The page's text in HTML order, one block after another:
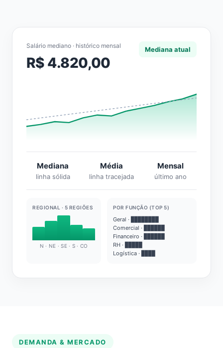
Salário mediano · histórico mensal
R$ 4.820,00
Mediana atual
Mediana
linha sólida
Média
linha tracejada
Mensal
último ano
REGIONAL · 5 REGIÕES
N · NE · SE · S · CO
POR FUNÇÃO (TOP 5)
Geral · ████████
Comercial · ██████
Financeiro · ██████
RH · █████
Logística · ████
DEMANDA & MERCADO